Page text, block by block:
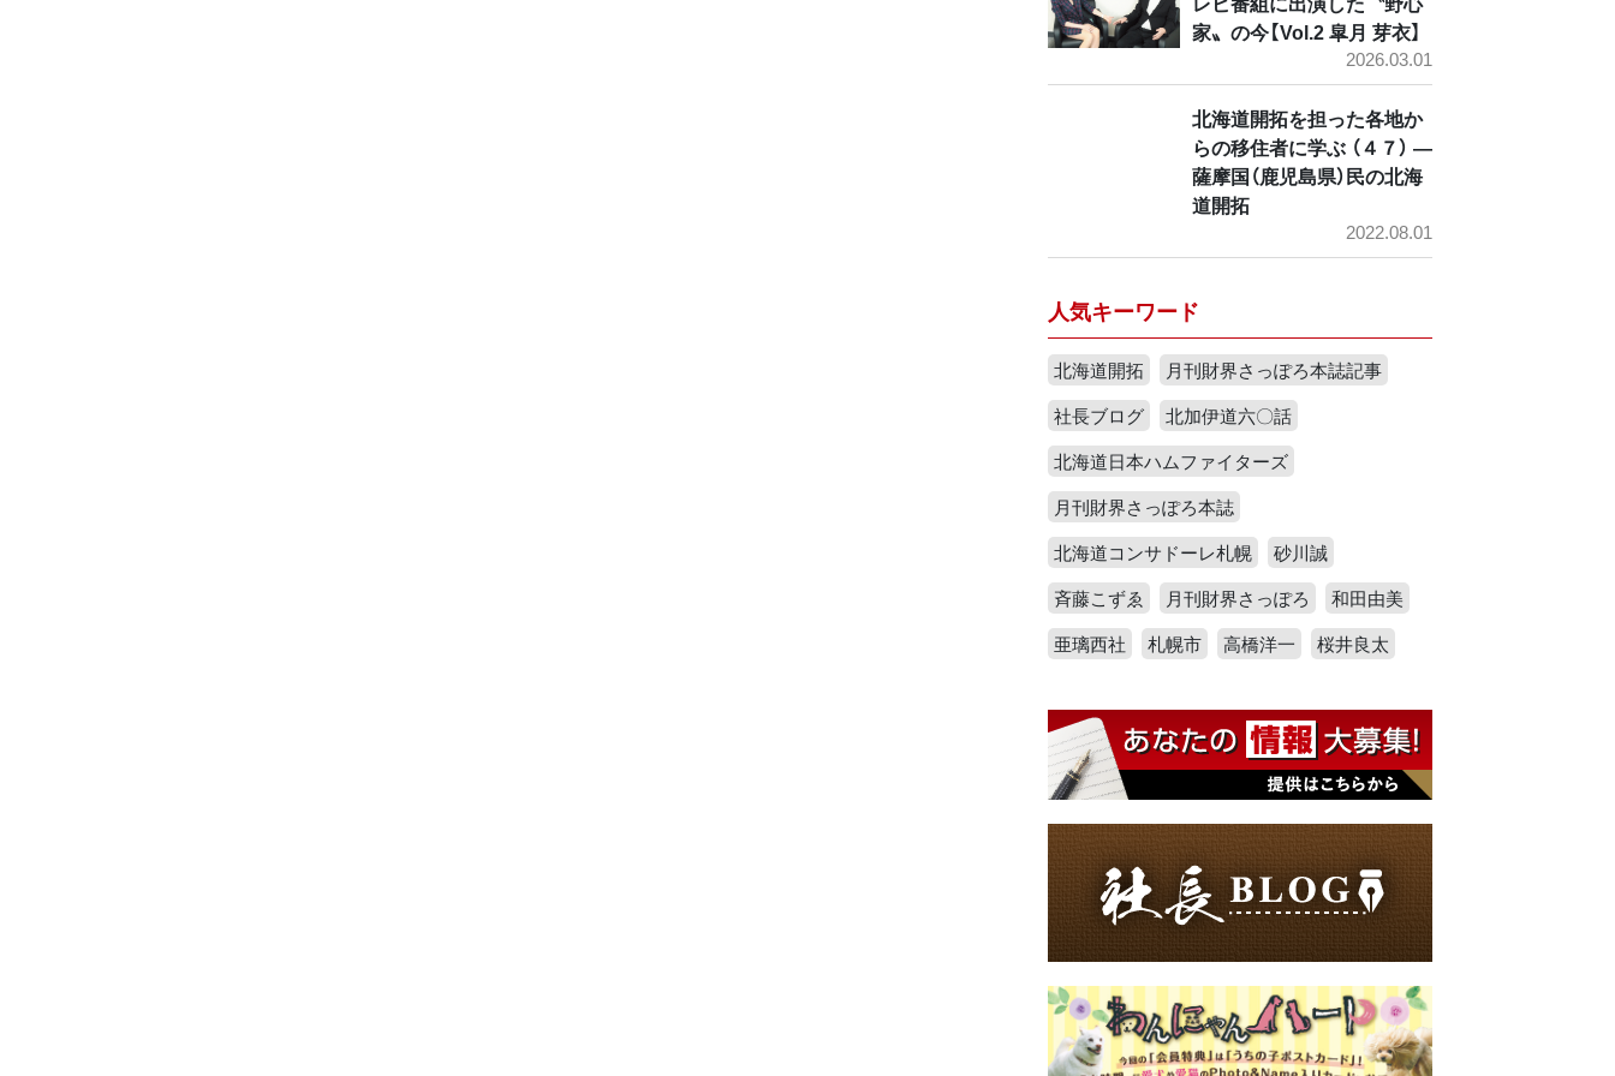
家〟の今【Vol.2 皐月 芽衣】
2026.03.01
北海道開拓を担った各地か
らの移住者に学ぶ （４７） ―
薩摩国（鹿児島県）民の北海
道開拓
2022.08.01
人気キーワード
北海道開拓
月刊財界さっぽろ本誌記事
社長ブログ
北加伊道六〇話
北海道日本ハムファイターズ
月刊財界さっぽろ本誌
北海道コンサドーレ札幌
砂川誠
斉藤こずゑ
月刊財界さっぽろ
和田由美
亜璃西社
札幌市 高橋洋一 桜井良太